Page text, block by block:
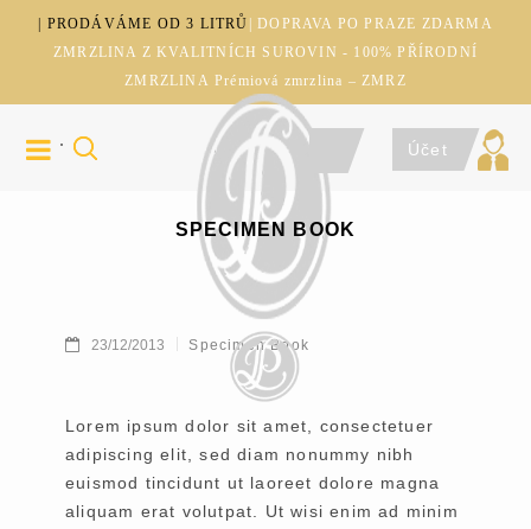
| PRODÁVÁME OD 3 LITRŮ
| DOPRAVA PO PRAZE ZDARMA
ZMRZLINA Z KVALITNÍCH SUROVIN - 100% PŘÍRODNÍ
ZMRZLINA Prémiová zmrzlina – ZMRZ
Účet
SPECIMEN BOOK
23/12/2013 Specimen Book
Lorem ipsum dolor sit amet, consectetuer
adipiscing elit, sed diam nonummy nibh
euismod tincidunt ut laoreet dolore magna
aliquam erat volutpat. Ut wisi enim ad minim